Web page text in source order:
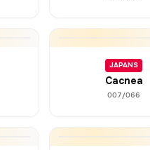
JAPANS
Cacnea
007/066